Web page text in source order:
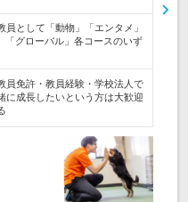
として「動物」「エンタメ」
「グローバル」各コースのいず
員免許・教員経験・学校法人で
成長したいという方は大歓迎